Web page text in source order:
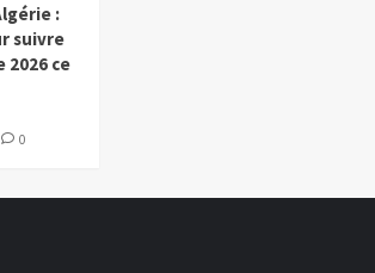
:
suivre
2026 ce
0